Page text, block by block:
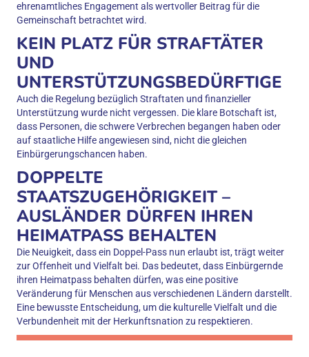
ehrenamtliches Engagement als wertvoller Beitrag für die
Gemeinschaft betrachtet wird.
KEIN PLATZ FÜR STRAFTÄTER
UND
UNTERSTÜTZUNGSBEDÜRFTIGE
Auch die Regelung bezüglich Straftaten und finanzieller
Unterstützung wurde nicht vergessen. Die klare Botschaft ist,
dass Personen, die schwere Verbrechen begangen haben oder
auf staatliche Hilfe angewiesen sind, nicht die gleichen
Einbürgerungschancen haben.
DOPPELTE
STAATSZUGEHÖRIGKEIT –
AUSLÄNDER DÜRFEN IHREN
HEIMATPASS BEHALTEN
Die Neuigkeit, dass ein Doppel-Pass nun erlaubt ist, trägt weiter
zur Offenheit und Vielfalt bei. Das bedeutet, dass Einbürgernde
ihren Heimatpass behalten dürfen, was eine positive
Veränderung für Menschen aus verschiedenen Ländern darstellt.
Eine bewusste Entscheidung, um die kulturelle Vielfalt und die
Verbundenheit mit der Herkunftsnation zu respektieren.